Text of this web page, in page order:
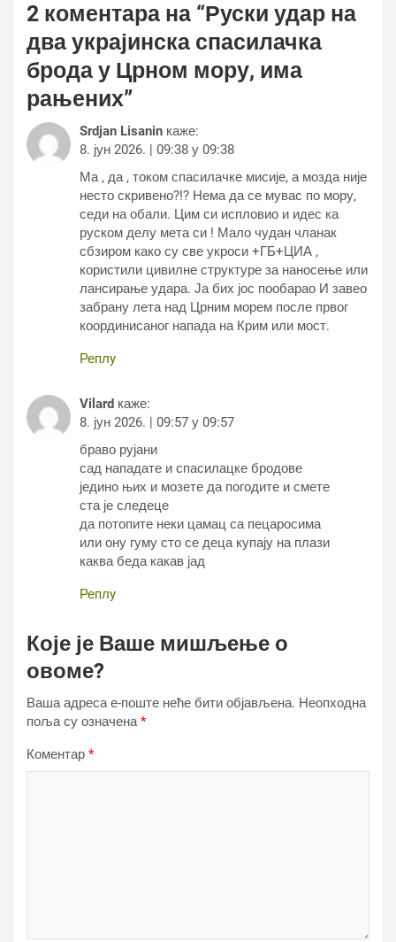
2 коментара на “Руски удар на
два украјинска спасилачка
брода у Црном мору, има
рањених”
Srdjan Lisanin каже:
8. јун 2026. | 09:38 у 09:38
Ма , да , током спасилачке мисије, а мозда није
несто скривено?!? Нема да се мувас по мору,
седи на обали. Цим си испловио и идес ка
руском делу мета си ! Мало чудан чланак
сбзиром како су све укроси +ГБ+ЦИА ,
користили цивилне структуре за наносење или
лансирање удара. Ја бих јос пообарао И завео
забрану лета над Црним морем после првог
координисаног напада на Крим или мост.
Реплy
Vilard каже:
8. јун 2026. | 09:57 у 09:57
браво рујани
сад нападате и спасилацке бродове
једино њих и мозете да погодите и смете
ста је следеце
да потопите неки цамац са пецаросима
или ону гуму сто се деца купају на плази
каква беда какав јад
Реплy
Које је Ваше мишљење о
овоме?
Ваша адреса е-поште неће бити објављена. Неопходна
поља су означена*
Коментар *